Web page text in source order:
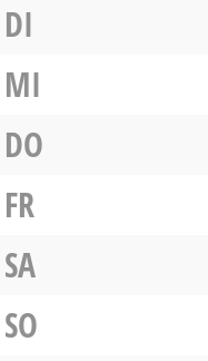
DI
MI
DO
FR
SA
SO